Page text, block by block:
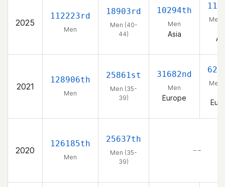
2025
112223rd
Men
18903rd
Men (40-
44)
10294th
Men
Asia
Men
2021
128906th
Men
25861st
Men (35-
39)
31682nd
Men
Europe
Men
2020
126185th
Men
25637th
Men (35-
39)
– –